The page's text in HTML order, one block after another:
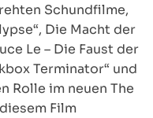
Schundfilme,
Die Macht der
Le – Die Faust der
Terminator“ und
Rolle im neuen The
Film